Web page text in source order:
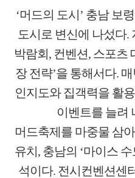
‘머드의 도시’ 충남 보
도시로 변신에 나섰다.
박람회, 컨벤션, 스포츠
장 전략’을 통해서다.
인지도와 집객력을 활
이벤트를 늘려
머드축제를 마중물 삼
유치, 충남의 ‘마이스
석이다. 전시컨벤션센